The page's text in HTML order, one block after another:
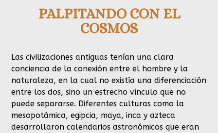
PALPITANDO CON EL
COSMOS
Las civilizaciones antiguas tenían una clara
conciencia de la conexión entre el hombre y la
naturaleza, en la cual no existía una diferenciación
entre los dos, sino un estrecho vínculo que no
puede separarse. Diferentes culturas como la
mesopotámica, egipcia, maya, inca y azteca
desarrollaron calendarios astronómicos que eran